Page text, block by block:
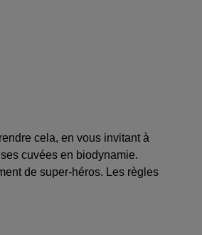
cela, en vous invitant à
cuvées en biodynamie.
de super-héros. Les règles